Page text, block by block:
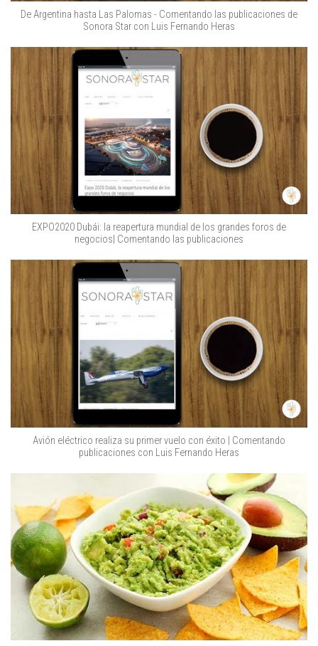
De Argentina hasta Las Palomas - Comentando las publicaciones de
Sonora Star con Luis Fernando Heras
EXPO2020 Dubái: la reapertura mundial de los grandes foros de
negocios| Comentando las publicaciones
Avión eléctrico realiza su primer vuelo con éxito | Comentando
publicaciones con Luis Fernando Heras